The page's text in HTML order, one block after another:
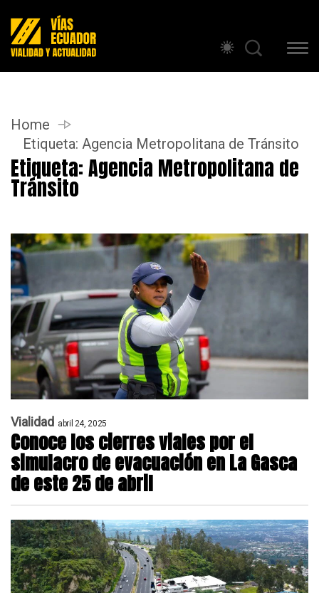
Home
Etiqueta: Agencia Metropolitana de Tránsito
Etiqueta:Agencia Metropolitana de
Tránsito
Vialidad abril 24, 2025
Conoce los cierres viales por el
simulacro de evacuación en La Gasca
de este 25 de abril